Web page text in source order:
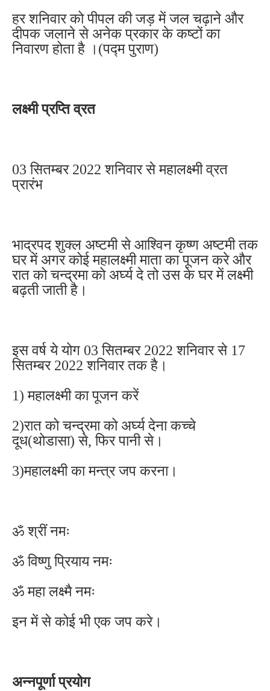
हर शनिवार को पीपल की जड़ में जल चढ़ाने और
दीपक जलाने से अनेक प्रकार के कष्टों का
निवारण होता है ।(पद्म पुराण)
लक्ष्मी प्रप्ति व्रत
03 सितम्बर 2022 शनिवार से महालक्ष्मी व्रत
प्रारंभ
भाद्रपद शुक्ल अष्टमी से आश्विन कृष्ण अष्टमी तक
घर में अगर कोई महालक्ष्मी माता का पूजन करे और
रात को चन्द्रमा को अर्घ्य दे तो उस के घर में लक्ष्मी
बढ़ती जाती है।
इस वर्ष ये योग 03 सितम्बर 2022 शनिवार से 17
सितम्बर 2022 शनिवार तक है।
1) महालक्ष्मी का पूजन करें
2)रात को चन्द्रमा को अर्घ्य देना कच्चे
दूध(थोडासा) से, फिर पानी से।
3)महालक्ष्मी का मन्त्र जप करना।
ॐ श्रीं नमः
ॐ विष्णु प्रियाय नमः
ॐ महा लक्ष्मै नमः
इन में से कोई भी एक जप करे।
अन्नपूर्णा प्रयोग